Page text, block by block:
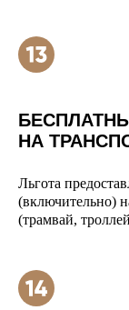
НА
Льгота
(включительно)
(трамвай,